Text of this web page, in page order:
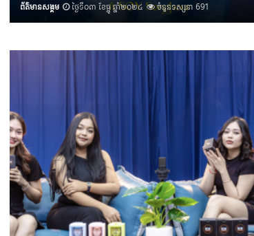
ព័ត៌មានសង្គម ថ្ងៃទី០៣ ខែធ្នូ ឆ្នាំ២០២៤ ចំនួនទស្សនា 691